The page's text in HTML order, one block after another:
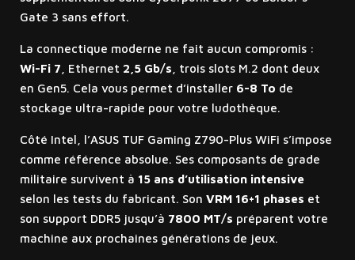
Gate 3 sans effort.
La connectique moderne ne fait aucun compromis :
Wi-Fi 7 , Ethernet 2,5 Gb/s , trois slots M.2 dont deux
en Gen5. Cela vous permet d’installer 6-8 To de
stockage ultra-rapide pour votre ludothèque.
Côté Intel, l’ASUS TUF Gaming Z790-Plus WiFi s’impose
comme référence absolue. Ses composants de grade
militaire survivent à 15 ans d’utilisation intensive
selon les tests du fabricant. Son VRM 16+1 phases et
son support DDR5 jusqu’à 7800 MT/s préparent votre
machine aux prochaines générations de jeux.